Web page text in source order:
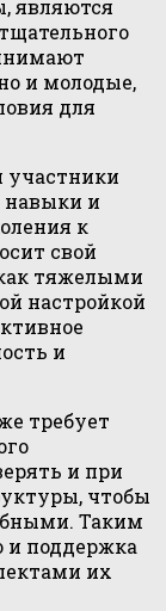
являются
и молодые,
для
участники
навыки и
к
свой
тяжелыми
настройкой
и
требует
и при
чтобы
Таким
и поддержка
их